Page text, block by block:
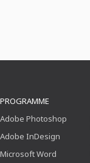
PROGRAMME
Adobe Photoshop
Adobe InDesign
Microsoft Word